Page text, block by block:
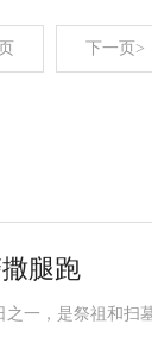
下一页>
腿跑
一，是祭祖和扫